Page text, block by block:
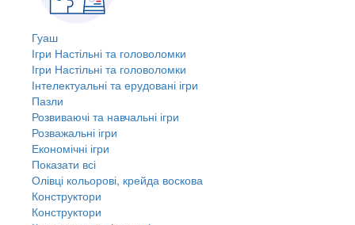
Гуаш
Ігри Настільні та головоломки
Ігри Настільні та головоломки
Інтелектуальні та ерудовані ігри
Пазли
Розвиваючі та навчальні ігри
Розважальні ігри
Економічні ігри
Показати всі
Олівці кольорові, крейда воскова
Конструктори
Конструктори